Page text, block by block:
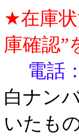
★在庫
庫確認”
電話
白ナン
いたも